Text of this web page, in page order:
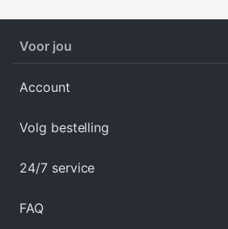
Voor jou
Account
Volg bestelling
24/7 service
FAQ